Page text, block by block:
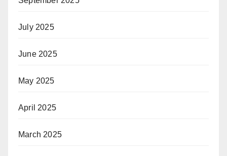
July 2025
June 2025
May 2025
April 2025
March 2025